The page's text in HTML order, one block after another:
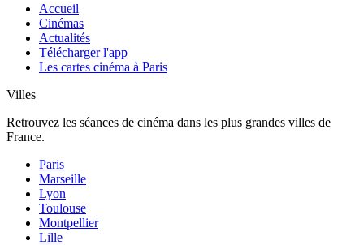
Accueil
Cinémas
Actualités
Télécharger l'app
Les cartes cinéma à Paris
Villes
Retrouvez les séances de cinéma dans les plus grandes villes de
France.
Paris
Marseille
Lyon
Toulouse
Montpellier
Lille